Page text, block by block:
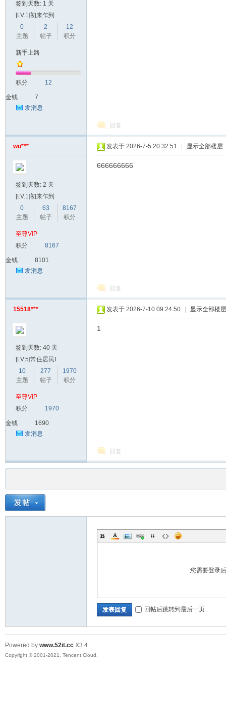
签到天数: 1 天
[LV.1]初来乍到
0
主题
2
帖子
12
积分
新手上路
积分 12
金钱
7
发消息
回复
wu***
签到天数: 2 天
[LV.1]初来乍到
0
主题
63
帖子
8167
积分
至尊VIP
积分
8167
金钱
8101
发消息
发表于 2026-7-5 20:32:51 显示全部楼层
666666666
回复
15518***
签到天数: 40 天
[LV.5]常住居民I
10
主题
277
帖子
1970
积分
至尊VIP
积分
1970
金钱
1690
发消息
发表于 2026-7-10 09:24:50 显示全部楼层
1
回复
您需要登录
发表回复 回帖后跳转到最后一页
Powered by www.52it.cc X3.4
Copyright © 2001-2021, Tencent Cloud.